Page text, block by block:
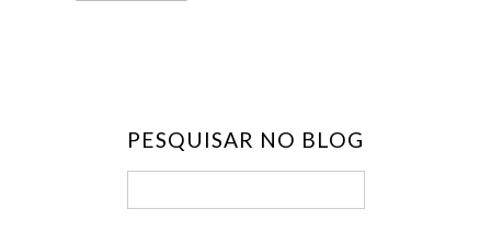
PESQUISAR NO BLOG